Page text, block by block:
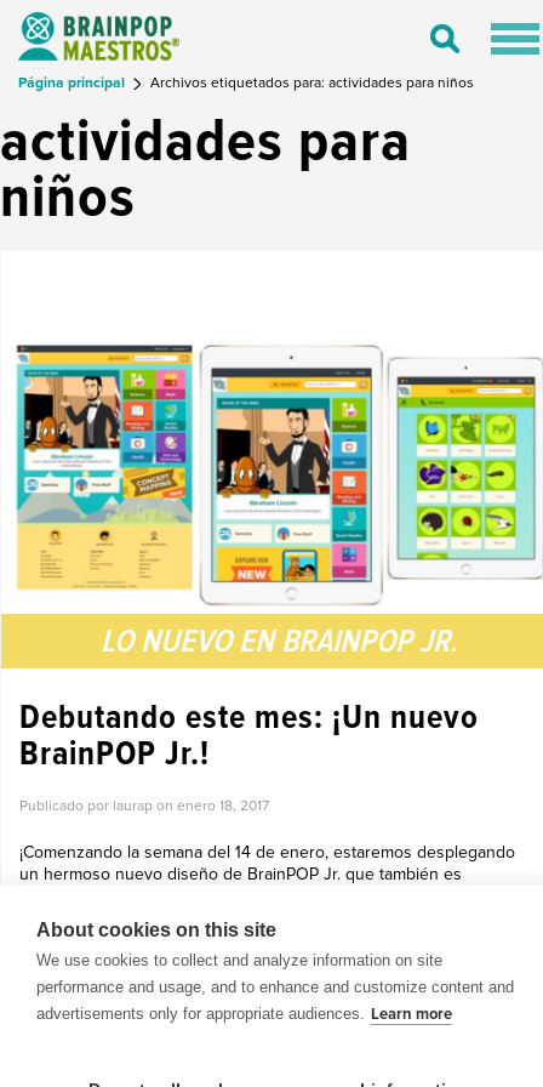
Toggle
Página principal Archivos etiquetados para: actividades para niños
actividades para
niños
LO NUEVO EN BRAINPOP JR.
Debutando este mes: ¡Un nuevo
BrainPOP Jr.!
Publicado por laurap on enero 18, 2017
¡Comenzando la semana del 14 de enero, estaremos desplegando
un hermoso nuevo diseño de BrainPOP Jr. que también es
todos los est...
Ver más »
About cookies on this site
We use cookies to collect and analyze information on site
performance and usage, and to enhance and customize content and
advertisements only for appropriate audiences. Learn more